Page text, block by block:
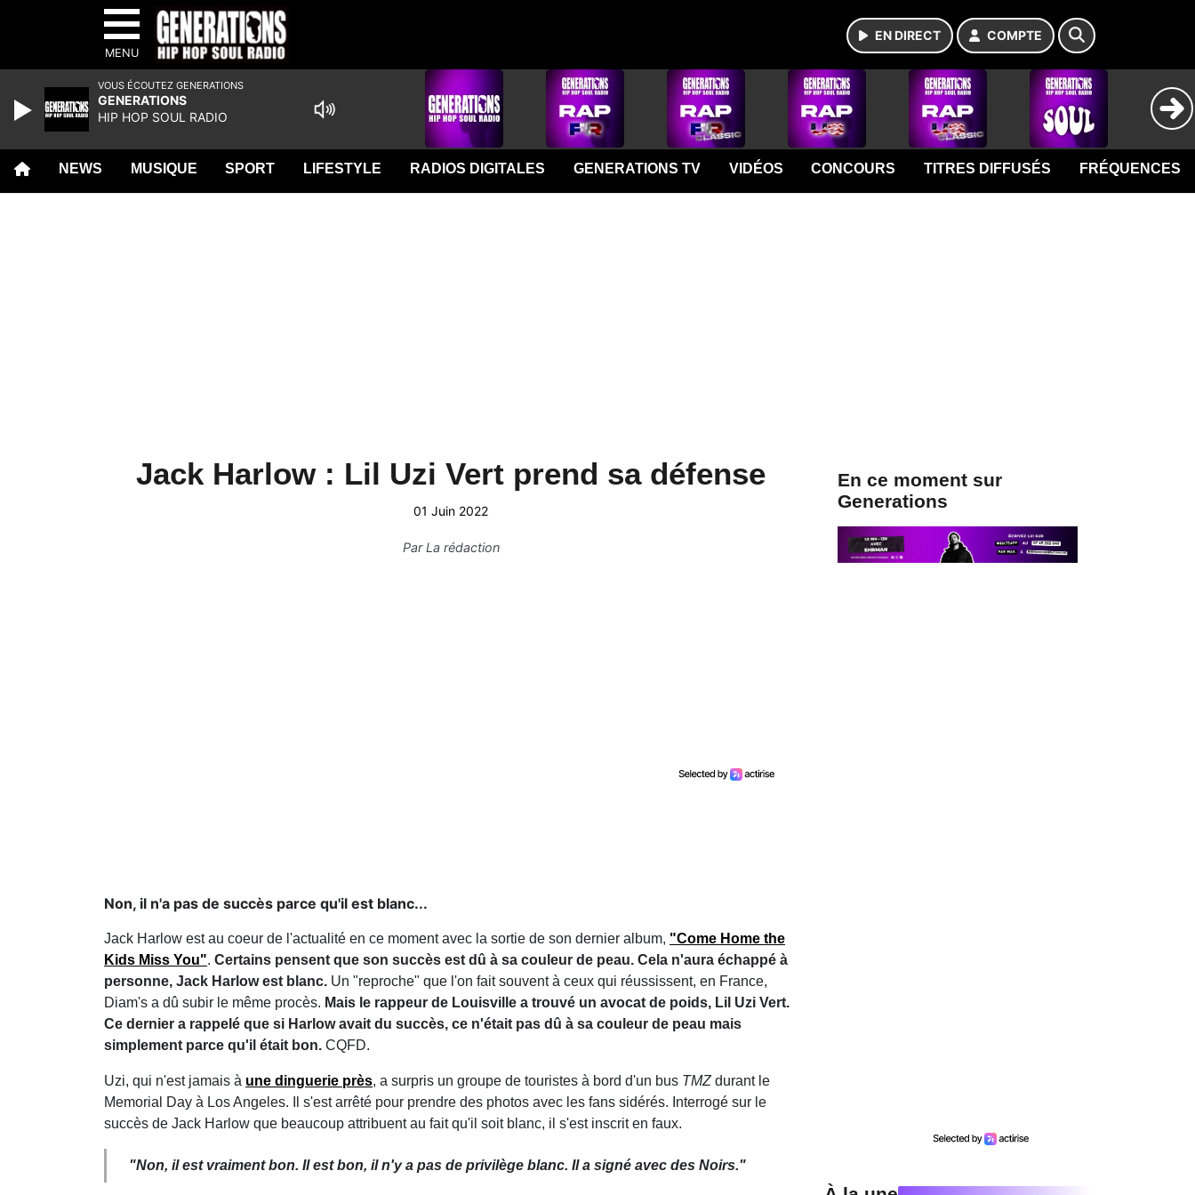
MENU
EN DIRECT COMPTE
NEWS MUSIQUE SPORT LIFESTYLE RADIOS DIGITALES GENERATIONS TV VIDÉOS CONCOURS TITRES DIFFUSÉS FRÉQUENCES
Jack Harlow : Lil Uzi Vert prend sa défense
01 Juin 2022
ParLa rédaction
Non, il n'a pas de succès parce qu'il est blanc...
Jack Harlow est au coeur de l'actualité en ce moment avec la sortie de son dernier album, "Come Home the
Kids Miss You". Certains pensent que son succès est dû à sa couleur de peau. Cela n'aura échappé à
personne, Jack Harlow est blanc. Un "reproche" que l'on fait souvent à ceux qui réussissent, en France,
Diam's a dû subir le même procès. Mais le rappeur de Louisville a trouvé un avocat de poids, Lil Uzi Vert.
Ce dernier a rappelé que si Harlow avait du succès, ce n'était pas dû à sa couleur de peau mais
simplement parce qu'il était bon. CQFD.
Uzi, qui n'est jamais à une dinguerie près, a surpris un groupe de touristes à bord d'un bus TMZdurant le
Memorial Day à Los Angeles. Il s'est arrêté pour prendre des photos avec les fans sidérés. Interrogé sur le
succès de Jack Harlow que beaucoup attribuent au fait qu'il soit blanc, il s'est inscrit en faux.
"Non, il est vraiment bon. Il est bon, il n'y a pas de privilège blanc. Il a signé avec des Noirs."
En ce moment sur
Generations
VOUS ÉCOUTEZ GENERATIONS
GENERATIONS
HIP HOP SOUL RADIO